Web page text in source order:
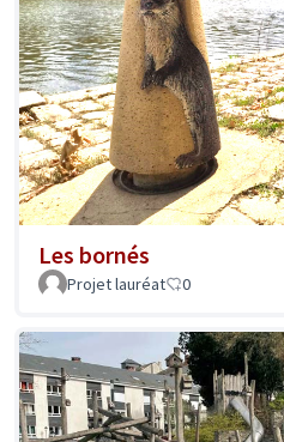
Les bornés
Projet lauréat 0